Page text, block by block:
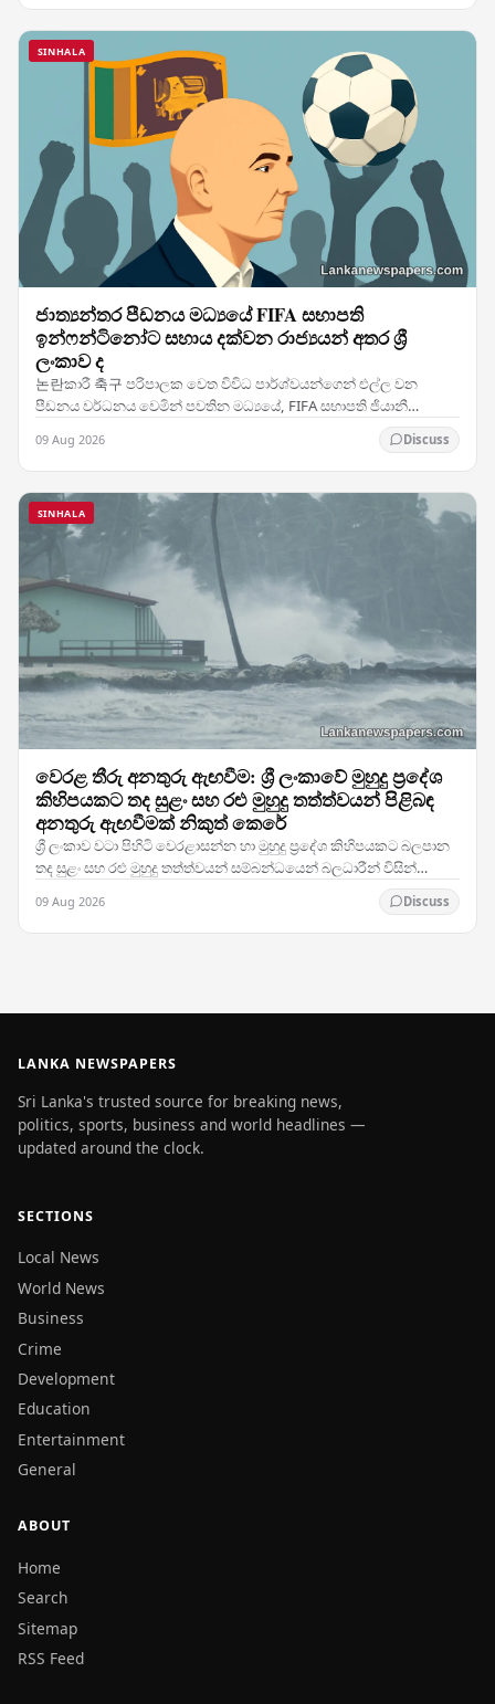
SINHALA
ජාත්‍යන්තර පීඩනය මධ්‍යයේ FIFA සභාපති
ඉන්ෆන්ටිනෝට සහාය දක්වන රාජ්‍යයන් අතර ශ්‍රී
ලංකාව ද
논란කාරී 축구 පරිපාලක වෙත විවිධ පාර්ශ්වයන්ගෙන් එල්ල වන
පීඩනය වර්ධනය වෙමින් පවතින මධ්‍යයේ, FIFA සභාපති ජියානී
ඉන්ෆන්ටිනෝට සිය සහාය පසක් කර ඇති රටවල් කණ්ඩායමක් අතර…
09 Aug 2026 Discuss
SINHALA
වෙරළ තීරු අනතුරු ඇඟවීම: ශ්‍රී ලංකාවේ මුහුදු ප්‍රදේශ
කිහිපයකට තද සුළං සහ රළු මුහුදු තත්ත්වයන් පිළිබඳ
අනතුරු ඇඟවීමක් නිකුත් කෙරේ
ශ්‍රී ලංකාව වටා පිහිටි වෙරළාසන්න හා මුහුදු ප්‍රදේශ කිහිපයකට බලපාන
තද සුළං සහ රළු මුහුදු තත්ත්වයන් සම්බන්ධයෙන් බලධාරීන් විසින්
09 Aug 2026 Discuss
LANKA NEWSPAPERS
Sri Lanka's trusted source for breaking news,
politics, sports, business and world headlines —
updated around the clock.
SECTIONS
Local News
World News
Business
Crime
Development
Education
Entertainment
General
ABOUT
Home
Search
Sitemap
RSS Feed